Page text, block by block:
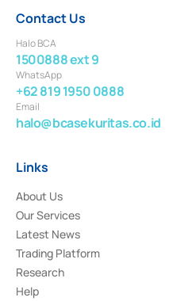
Contact Us
Halo BCA
1500888 ext 9
WhatsApp
+62 819 1950 0888
Email
halo@bcasekuritas.co.id
Links
About Us
Our Services
Latest News
Trading Platform
Research
Help